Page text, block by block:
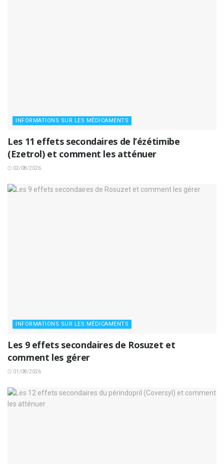
INFORMATIONS SUR LES MÉDICAMENTS
Les 11 effets secondaires de l’ézétimibe
(Ezetrol) et comment les atténuer
02/08/2026
INFORMATIONS SUR LES MÉDICAMENTS
Les 9 effets secondaires de Rosuzet et
comment les gérer
01/08/2026